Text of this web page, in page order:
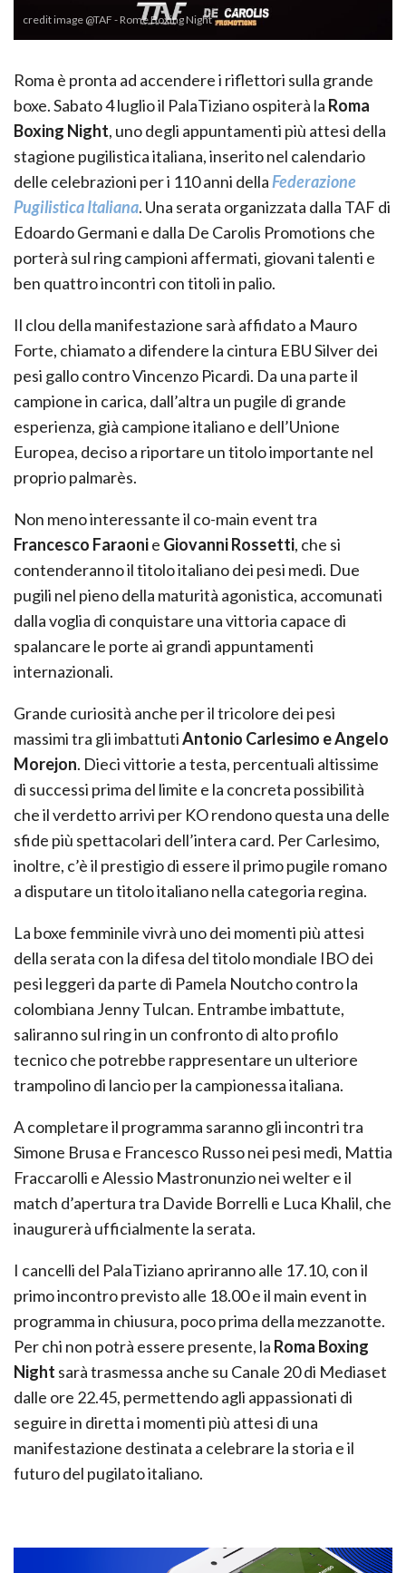
credit image @TAF - Rome Boxing Night
Roma è pronta ad accendere i riflettori sulla grande
boxe. Sabato 4 luglio il PalaTiziano ospiterà la Roma
Boxing Night, uno degli appuntamenti più attesi della
stagione pugilistica italiana, inserito nel calendario
delle celebrazioni per i 110 anni dellaFederazione
Pugilistica Italiana. Una serata organizzata dalla TAF di
Edoardo Germani e dalla De Carolis Promotions che
porterà sul ring campioni affermati, giovani talenti e
ben quattro incontri con titoli in palio.
Il clou della manifestazione sarà affidato a Mauro
Forte, chiamato a difendere la cintura EBU Silver dei
pesi gallo contro Vincenzo Picardi. Da una parte il
campione in carica, dall’altra un pugile di grande
esperienza, già campione italiano e dell’Unione
Europea, deciso a riportare un titolo importante nel
proprio palmarès.
Non meno interessante il co-main event tra
Francesco Faraonie Giovanni Rossetti, che si
contenderanno il titolo italiano dei pesi medi. Due
pugili nel pieno della maturità agonistica, accomunati
dalla voglia di conquistare una vittoria capace di
spalancare le porte ai grandi appuntamenti
internazionali.
Grande curiosità anche per il tricolore dei pesi
massimi tra gli imbattutiAntonio Carlesimo e Angelo
Morejon. Dieci vittorie a testa, percentuali altissime
di successi prima del limite e la concreta possibilità
che il verdetto arrivi per KO rendono questa una delle
sfide più spettacolari dell’intera card. Per Carlesimo,
inoltre, c’è il prestigio di essere il primo pugile romano
a disputare un titolo italiano nella categoria regina.
La boxe femminile vivrà uno dei momenti più attesi
della serata con la difesa del titolo mondiale IBO dei
pesi leggeri da parte di Pamela Noutcho contro la
colombiana Jenny Tulcan. Entrambe imbattute,
saliranno sul ring in un confronto di alto profilo
tecnico che potrebbe rappresentare un ulteriore
trampolino di lancio per la campionessa italiana.
A completare il programma saranno gli incontri tra
Simone Brusa e Francesco Russo nei pesi medi, Mattia
Fraccarolli e Alessio Mastronunzio nei welter e il
match d’apertura tra Davide Borrelli e Luca Khalil, che
inaugurerà ufficialmente la serata.
I cancelli del PalaTiziano apriranno alle 17.10, con il
primo incontro previsto alle 18.00 e il main event in
programma in chiusura, poco prima della mezzanotte.
Per chi non potrà essere presente, la Roma Boxing
Night sarà trasmessa anche su Canale 20 di Mediaset
dalle ore 22.45, permettendo agli appassionati di
seguire in diretta i momenti più attesi di una
manifestazione destinata a celebrare la storia e il
futuro del pugilato italiano.